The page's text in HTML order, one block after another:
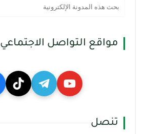
مواقع التواصل الاجتماعي
تنصل